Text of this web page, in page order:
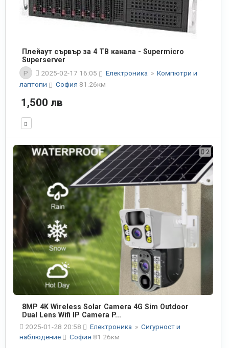
Плейаут сървър за 4 ТВ канала - Supermicro
Superserver
P
2025-02-17 16:05 Електроника » Компютри и
лаптопи
София 81.26км
1,500 лв
2
8MP 4K Wireless Solar Camera 4G Sim Outdoor
Dual Lens Wifi IP Camera P...
2025-01-28 20:58
Електроника » Сигурност и
наблюдение
София 81.26км